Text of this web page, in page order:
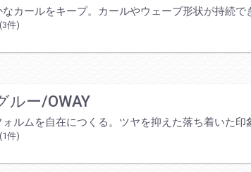
カールをキープ。カールやウェーブ形状が持続で
(3件)
ルー/OWAY
ルムを自在につくる。ツヤを抑えた落ち着いた印
(1件)